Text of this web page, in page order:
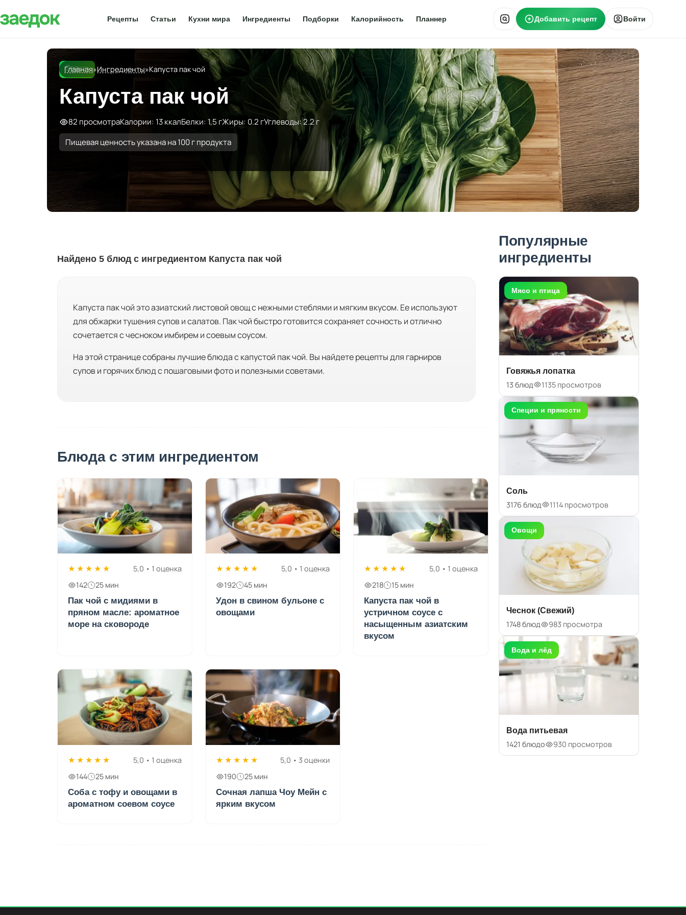
Рецепты Статьи Кухни мира Ингредиенты Подборки Калорийность Планнер Добавить рецепт Войти
Главная»Ингредиенты»Капуста пак чой
Овощи
Капуста пак чой
82 просмотраКалории: 13 ккалБелки: 1,5 гЖиры: 0.2 гУглеводы: 2.2 г
Пищевая ценность указана на 100 г продукта
Найдено 5 блюд с ингредиентом Капуста пак чой
Капуста пак чой это азиатский листовой овощ с нежными стеблями и мягким вкусом. Ее используют
для обжарки тушения супов и салатов. Пак чой быстро готовится сохраняет сочность и отлично
сочетается с чесноком имбирем и соевым соусом.
На этой странице собраны лучшие блюда с капустой пак чой. Вы найдете рецепты для гарниров
супов и горячих блюд с пошаговыми фото и полезными советами.
Блюда с этим ингредиентом
★ ★ ★ ★ ★
5,0 • 1 оценка
142
25 мин
Пак чой с мидиями в
пряном масле: ароматное
море на сковороде
★ ★ ★ ★ ★
5,0 • 1 оценка
192
45 мин
Удон в свином бульоне с
овощами
★ ★ ★ ★ ★
5,0 • 1 оценка
218
15 мин
Капуста пак чой в
устричном соусе с
насыщенным азиатским
вкусом
★ ★ ★ ★ ★
5,0 • 1 оценка
144
25 мин
Соба с тофу и овощами в
ароматном соевом соусе
★ ★ ★ ★ ★
5,0 • 3 оценки
190
25 мин
Сочная лапша Чоу Мейн с
ярким вкусом
Популярные
ингредиенты
Мясо и птица
Говяжья лопатка
13 блюд 1135 просмотров
Специи и пряности
Соль
3176 блюд 1114 просмотров
Овощи
Чеснок (Свежий)
1748 блюд 983 просмотра
Вода и лёд
Вода питьевая
1421 блюдо 930 просмотров